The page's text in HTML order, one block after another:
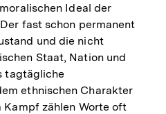
Ideal der
fast schon permanent
und die nicht
Staat, Nation und
tagtägliche
ethnischen Charakter
Kampf zählen Worte oft